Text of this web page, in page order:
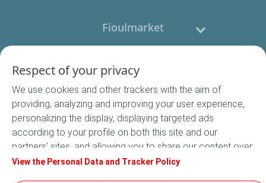
Fioulmarket
Nous contacter
Suivez-nous
Respect of your privacy
We use cookies and other trackers with the aim of
providing, analyzing and improving your user experience,
personalizing the display, displaying targeted ads
according to your profile on both this site and our
partners' sites, and allowing you to share our content over
social media. In accordance with French legislation,
View the Personal Data and Tracker Policy